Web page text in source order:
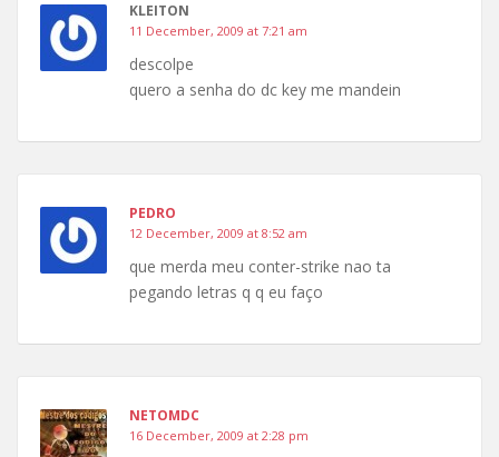
KLEITON
11 December, 2009 at 7:21 am
descolpe
quero a senha do dc key me mandein
PEDRO
12 December, 2009 at 8:52 am
que merda meu conter-strike nao ta
pegando letras q q eu faço
NETOMDC
16 December, 2009 at 2:28 pm